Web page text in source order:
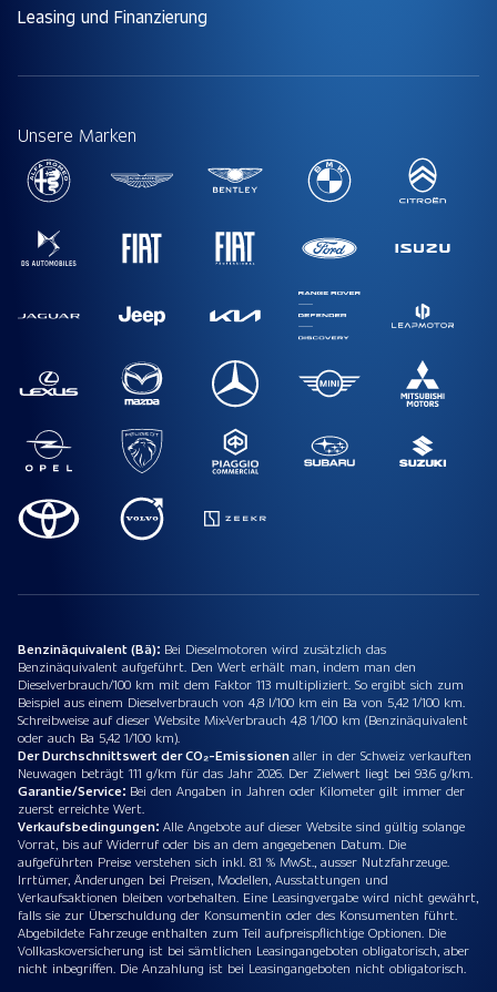
Leasing und Finanzierung
Unsere Marken
Benzinäquivalent (Bä): Bei Dieselmotoren wird zusätzlich das
Benzinäquivalent aufgeführt. Den Wert erhält man, indem man den
Dieselverbrauch/100 km mit dem Faktor 113 multipliziert. So ergibt sich zum
Beispiel aus einem Dieselverbrauch von 4,8 l/100 km ein Ba von 5,42 1/100 km.
Schreibweise auf dieser Website Mix-Verbrauch 4,8 1/100 km (Benzinäquivalent
oder auch Ba 5,42 1/100 km).
Der Durchschnittswert der CO₂-Emissionenaller in der Schweiz verkauften
Neuwagen beträgt 111 g/km für das Jahr 2026. Der Zielwert liegt bei 93.6 g/km.
Garantie/Service: Bei den Angaben in Jahren oder Kilometer gilt immer der
zuerst erreichte Wert.
Verkaufsbedingungen: Alle Angebote auf dieser Website sind gültig solange
Vorrat, bis auf Widerruf oder bis an dem angegebenen Datum. Die
aufgeführten Preise verstehen sich inkl. 8.1 % MwSt., ausser Nutzfahrzeuge.
Irrtümer, Änderungen bei Preisen, Modellen, Ausstattungen und
Verkaufsaktionen bleiben vorbehalten. Eine Leasingvergabe wird nicht gewährt,
falls sie zur Überschuldung der Konsumentin oder des Konsumenten führt.
Abgebildete Fahrzeuge enthalten zum Teil aufpreispflichtige Optionen. Die
Vollkaskoversicherung ist bei sämtlichen Leasingangeboten obligatorisch, aber
nicht inbegriffen. Die Anzahlung ist bei Leasingangeboten nicht obligatorisch.